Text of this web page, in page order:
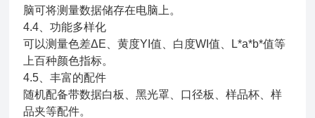
脑可将测量数据储存在电脑上。
4.4、功能多样化
可以测量色差ΔE、黄度YI值、白度WI值、L*a*b*值等
上百种颜色指标。
4.5、丰富的配件
随机配备带数据白板、黑光罩、口径板、样品杯、样
品夹等配件。